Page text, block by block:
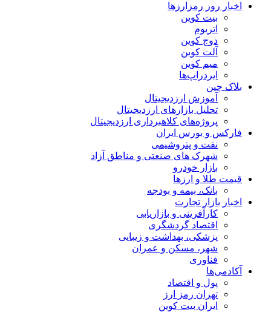
اخبار روز رمزارزها
بیت کوین
اتریوم
دوج کوین
آلت کوین
میم کوین‌
ایردراپ‌ها
بلاک چین
آموزش ارزدیجیتال
تحلیل بازارهای ارزدیجیتال
پروژه‌های کلاهبرداری ارزدیجیتال
فارکس و بورس ایران
نفت و پتروشیمی
شهرک های صنعتی و مناطق آزاد
بازار خودرو
قیمت طلا و ارزها
بانک، بیمه و بودجه
اخبار بازار تجارت
کارآفرینی و بازاریابی
اقتصاد گردشگری
پزشکی، بهداشت و زیبایی
شهر، مسکن و عمران
فناوری
آکادمی‌ها
پول و اقتصاد
تهران رمز ارز
ایران بیت کوین